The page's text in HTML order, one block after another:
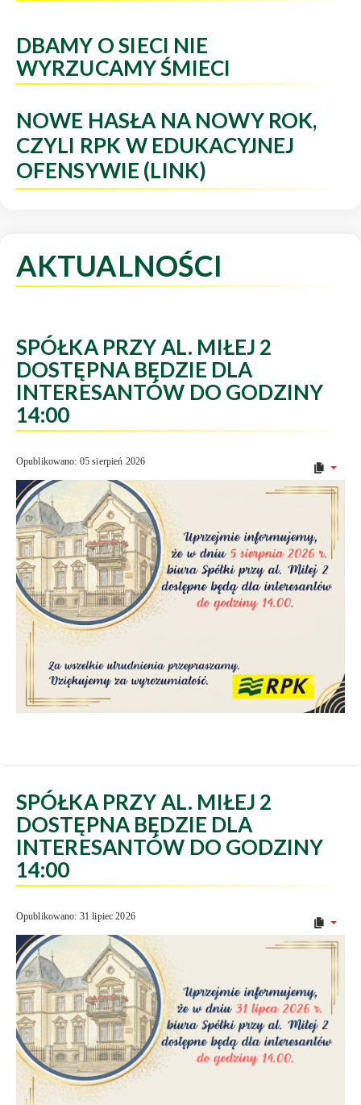
DBAMY O SIECI NIE
WYRZUCAMY ŚMIECI
NOWE HASŁA NA NOWY ROK,
CZYLI RPK W EDUKACYJNEJ
OFENSYWIE (LINK)
AKTUALNOŚCI
SPÓŁKA PRZY AL. MIŁEJ 2
DOSTĘPNA BĘDZIE DLA
INTERESANTÓW DO GODZINY
14:00
Opublikowano: 05 sierpień 2026
SPÓŁKA PRZY AL. MIŁEJ 2
DOSTĘPNA BĘDZIE DLA
INTERESANTÓW DO GODZINY
14:00
Opublikowano: 31 lipiec 2026